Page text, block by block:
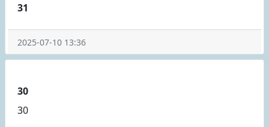
31
2025-07-10 13:36
30
30